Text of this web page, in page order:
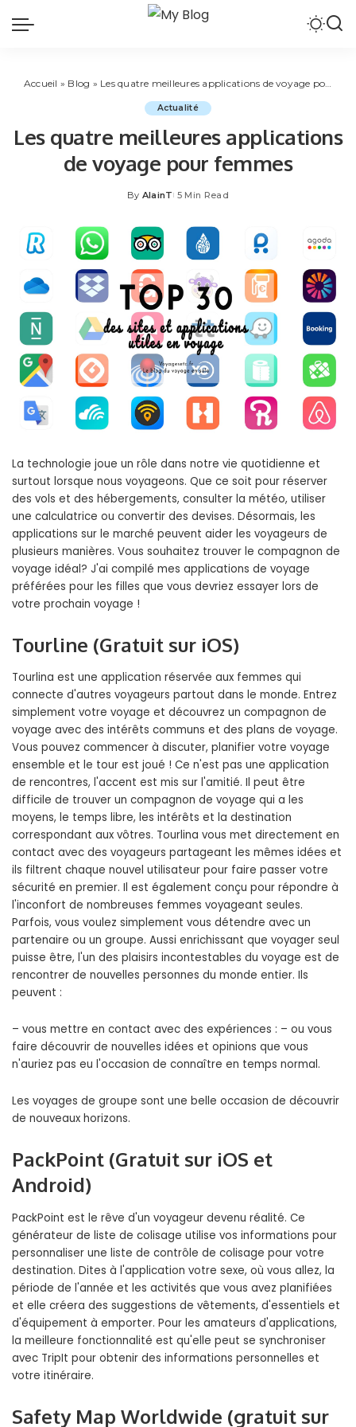
Accueil » Blog » Les quatre meilleures applications de voyage pour femmes
Actualité
Les quatre meilleures applications
de voyage pour femmes
Posted
By AlainT 5 Min Read
La technologie joue un rôle dans notre vie quotidienne et
surtout lorsque nous voyageons. Que ce soit pour réserver
des vols et des hébergements, consulter la météo, utiliser
une calculatrice ou convertir des devises. Désormais, les
applications sur le marché peuvent aider les voyageurs de
plusieurs manières. Vous souhaitez trouver le compagnon de
voyage idéal? J'ai compilé mes applications de voyage
préférées pour les filles que vous devriez essayer lors de
votre prochain voyage !
Tourline (Gratuit sur iOS)
Tourlina est une application réservée aux femmes qui
connecte d'autres voyageurs partout dans le monde. Entrez
simplement votre voyage et découvrez un compagnon de
voyage avec des intérêts communs et des plans de voyage.
Vous pouvez commencer à discuter, planifier votre voyage
ensemble et le tour est joué ! Ce n'est pas une application
de rencontres, l'accent est mis sur l'amitié. Il peut être
difficile de trouver un compagnon de voyage qui a les
moyens, le temps libre, les intérêts et la destination
correspondant aux vôtres. Tourlina vous met directement en
contact avec des voyageurs partageant les mêmes idées et
ils filtrent chaque nouvel utilisateur pour faire passer votre
sécurité en premier. Il est également conçu pour répondre à
l'inconfort de nombreuses femmes voyageant seules.
Parfois, vous voulez simplement vous détendre avec un
partenaire ou un groupe. Aussi enrichissant que voyager seul
puisse être, l'un des plaisirs incontestables du voyage est de
rencontrer de nouvelles personnes du monde entier. Ils
peuvent :
– vous mettre en contact avec des expériences : – ou vous
faire découvrir de nouvelles idées et opinions que vous
n'auriez pas eu l'occasion de connaître en temps normal.
Les voyages de groupe sont une belle occasion de découvrir
de nouveaux horizons.
PackPoint (Gratuit sur iOS et
Android)
PackPoint est le rêve d'un voyageur devenu réalité. Ce
générateur de liste de colisage utilise vos informations pour
personnaliser une liste de contrôle de colisage pour votre
destination. Dites à l'application votre sexe, où vous allez, la
période de l'année et les activités que vous avez planifiées
et elle créera des suggestions de vêtements, d'essentiels et
d'équipement à emporter. Pour les amateurs d'applications,
la meilleure fonctionnalité est qu'elle peut se synchroniser
avec TripIt pour obtenir des informations personnelles et
votre itinéraire.
Safety Map Worldwide (gratuit sur